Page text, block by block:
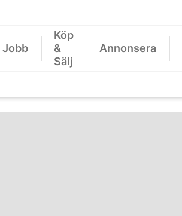
Jobb
Köp
&
Sälj
Annonsera